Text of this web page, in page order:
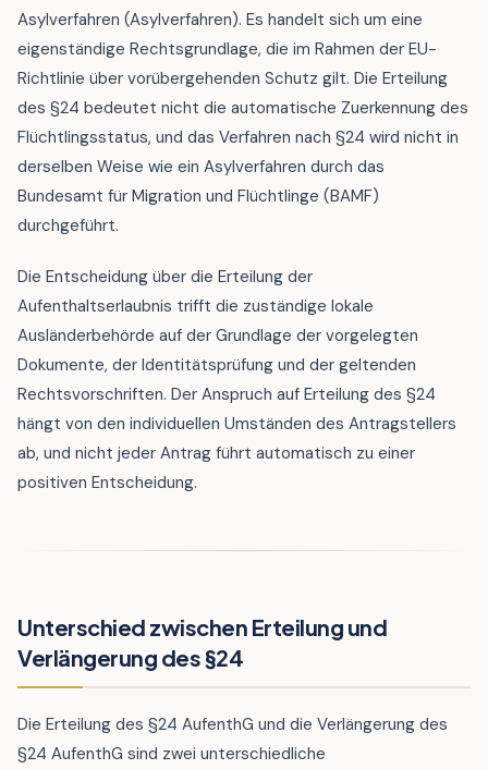
Asylverfahren (Asylverfahren). Es handelt sich um eine
eigenständige Rechtsgrundlage, die im Rahmen der EU-
Richtlinie über vorübergehenden Schutz gilt. Die Erteilung
des §24 bedeutet nicht die automatische Zuerkennung des
Flüchtlingsstatus, und das Verfahren nach §24 wird nicht in
derselben Weise wie ein Asylverfahren durch das
Bundesamt für Migration und Flüchtlinge (BAMF)
durchgeführt.
Die Entscheidung über die Erteilung der
Aufenthaltserlaubnis trifft die zuständige lokale
Ausländerbehörde auf der Grundlage der vorgelegten
Dokumente, der Identitätsprüfung und der geltenden
Rechtsvorschriften. Der Anspruch auf Erteilung des §24
hängt von den individuellen Umständen des Antragstellers
ab, und nicht jeder Antrag führt automatisch zu einer
positiven Entscheidung.
Unterschied zwischen Erteilung und
Verlängerung des §24
Die Erteilung des §24 AufenthG und die Verlängerung des
§24 AufenthG sind zwei unterschiedliche